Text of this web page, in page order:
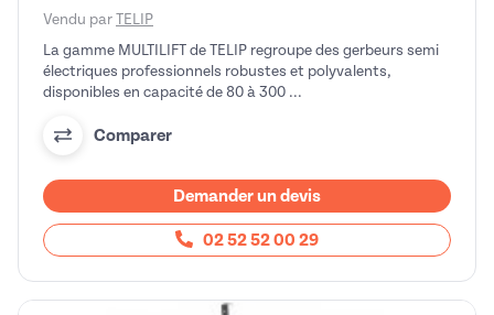
Vendu par TELIP
La gamme MULTILIFT de TELIP regroupe des gerbeurs semi
électriques professionnels robustes et polyvalents,
disponibles en capacité de 80 à 300 ...
Comparer
Demander un devis
02 52 52 00 29